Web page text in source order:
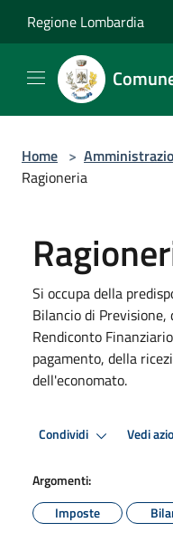
Regione Lombardia
Home >
Ragioneria
Si occupa della
Bilancio di Previsione,
Rendiconto
pagamento, della
dell'economato.
Condividi Vedi
Argomenti:
Imposte